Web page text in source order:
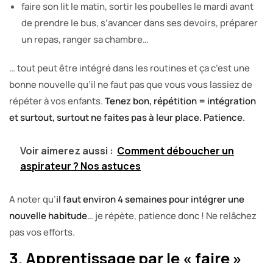
faire son lit le matin, sortir les poubelles le mardi avant
de prendre le bus, s’avancer dans ses devoirs, préparer
un repas, ranger sa chambre…
… tout peut être intégré dans les routines et ça c’est une
bonne nouvelle qu’il ne faut pas que vous vous lassiez de
répéter à vos enfants.Tenez bon, répétition = intégration
et surtout, surtout ne faites pas à leur place. Patience.
Voir aimerez aussi : Comment déboucher un
aspirateur ? Nos astuces
A noter qu’il faut environ 4 semaines pour intégrer une
nouvelle habitude… je répète, patience donc ! Ne relâchez
pas vos efforts.
3. Apprentissage par le « faire »